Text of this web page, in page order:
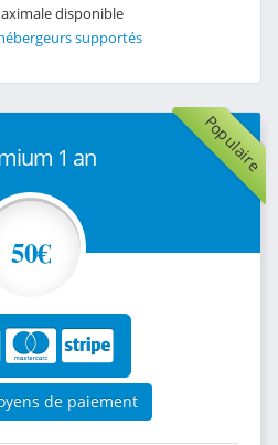
disponible
supportés
Populaire
1 an
50€
de paiement